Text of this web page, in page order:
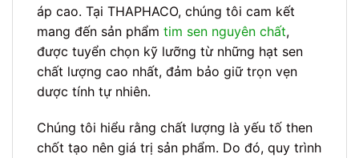
áp cao. Tại THAPHACO, chúng tôi cam kết
mang đến sản phẩm tim sen nguyên chất,
được tuyển chọn kỹ lưỡng từ những hạt sen
chất lượng cao nhất, đảm bảo giữ trọn vẹn
dược tính tự nhiên.
Chúng tôi hiểu rằng chất lượng là yếu tố then
chốt tạo nên giá trị sản phẩm. Do đó, quy trình